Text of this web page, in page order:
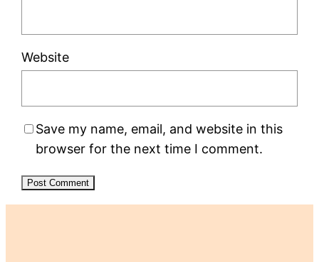
Website
Save my name, email, and website in this
browser for the next time I comment.